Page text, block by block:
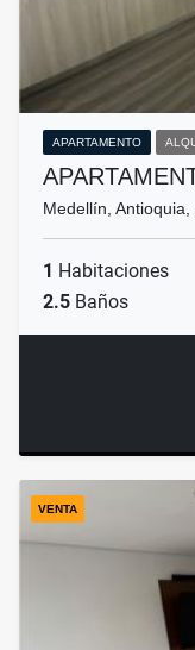
APARTAMENTO
Medellín, Antioquia,
1 Habitaciones
2.5 Baños
VENTA